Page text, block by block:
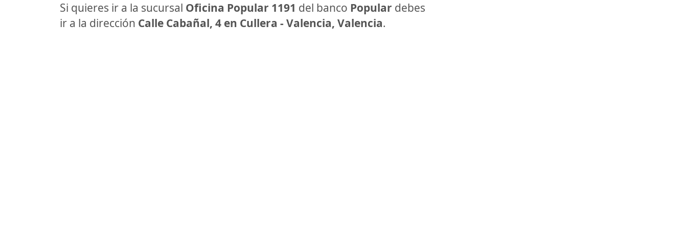
Si quieres ir a la sucursal Oficina Popular 1191 del banco Popular debes
ir a la dirección Calle Cabañal, 4 en Cullera - Valencia, Valencia.